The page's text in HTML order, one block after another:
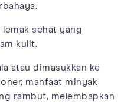
lemak sehat yang
kulit.
atau dimasukkan ke
manfaat minyak
rambut, melembapkan